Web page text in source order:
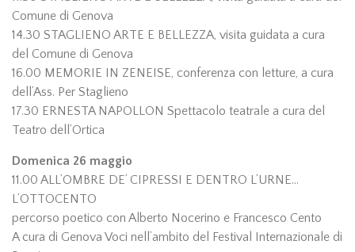
Comune di Genova
14.30 STAGLIENO ARTE E BELLEZZA, visita guidata a cura
del Comune di Genova
16.00 MEMORIE IN ZENEISE, conferenza con letture, a cura
dell’Ass. Per Staglieno
17.30 ERNESTA NAPOLLON Spettacolo teatrale a cura del
Teatro dell’Ortica
Domenica 26 maggio
11.00 ALL’OMBRE DE’ CIPRESSI E DENTRO L’URNE...
L’OTTOCENTO
percorso poetico con Alberto Nocerino e Francesco Cento
A cura di Genova Voci nell’ambito del Festival Internazionale di